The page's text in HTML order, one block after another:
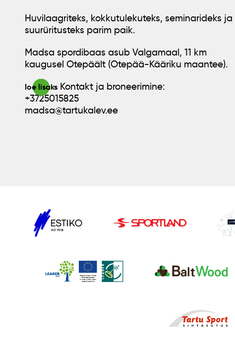
Huvilaagriteks, kokkutulekuteks, seminarideks ja
suurüritusteks parim paik.
Madsa spordibaas asub Valgamaal, 11 km
kaugusel Otepäält (Otepää-Kääriku maantee).
loe lisaks Kontakt ja broneerimine:
+3725015825
madsa@tartukalev.ee